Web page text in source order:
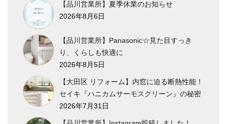
【品川営業所】夏季休業のお知らせ
2026年8月6日
【品川営業所】Panasonic☆見た目すっき
り、くらしも快適に
2026年8月5日
【大田区 リフォーム】内窓に迫る断熱性能！
セイキ『ハニカムサーモスクリーン』の秘密
2026年7月31日